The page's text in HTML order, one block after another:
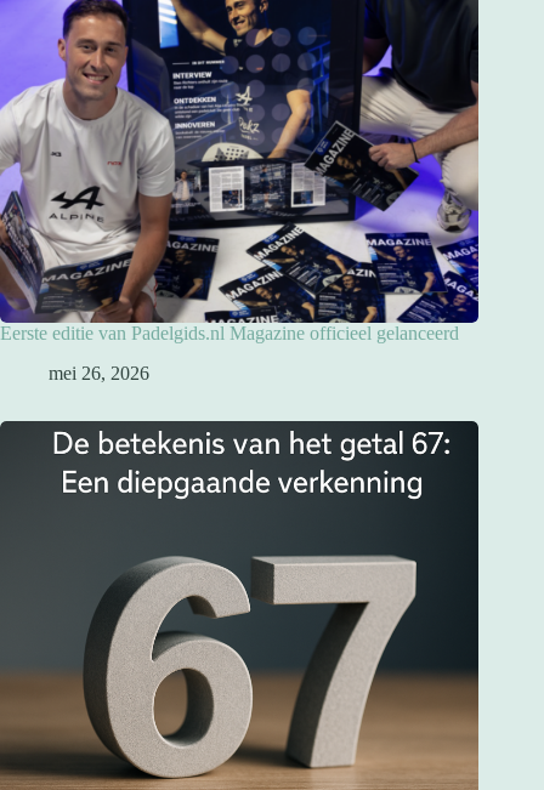
Eerste editie van Padelgids.nl Magazine officieel gelanceerd
mei 26, 2026